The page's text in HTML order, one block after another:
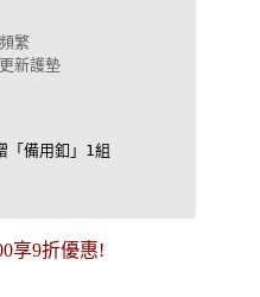
繁
新護墊
「備用釦」1組
享9折優惠!